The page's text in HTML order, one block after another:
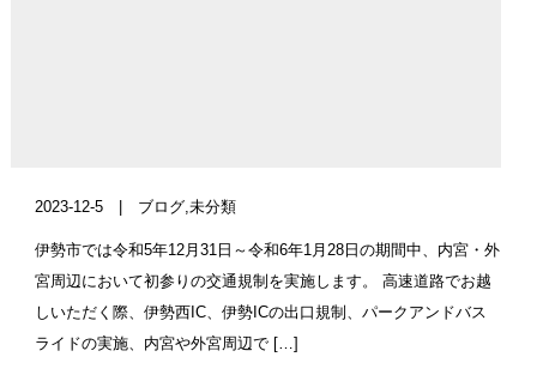
2023-12-5 | ブログ, 未分類
伊勢市では令和5年12月31日～令和6年1月28日の期間中、内宮・外
宮周辺において初参りの交通規制を実施します。 高速道路でお越
しいただく際、伊勢西IC、伊勢ICの出口規制、パークアンドバス
ライドの実施、内宮や外宮周辺で […]